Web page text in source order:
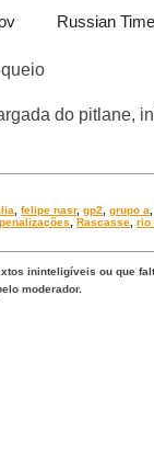
Russian Time
do pitlane,
,felipe nasr,gp2,grupo a
penalizações, Rascasse,rio
ininteligíveis ou que
moderador.